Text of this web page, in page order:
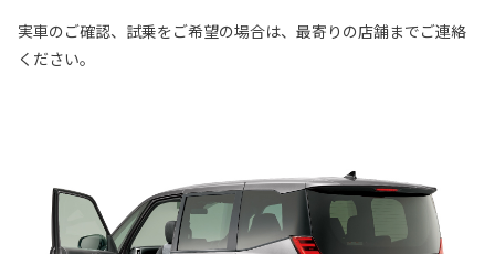
実車のご確認、試乗をご希望の場合は、最寄りの店舗までご連絡
ください。